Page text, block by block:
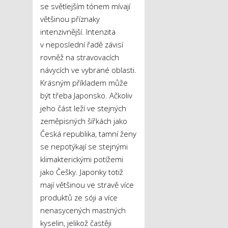
se světlejším tónem mívají
většinou příznaky
intenzivnější. Intenzita
v neposlední řadě závisí
rovněž na stravovacích
návycích ve vybrané oblasti.
Krásným příkladem může
být třeba Japonsko. Ačkoliv
jeho část leží ve stejných
zeměpisných šířkách jako
Česká republika, tamní ženy
se nepotýkají se stejnými
klimakterickými potížemi
jako Češky. Japonky totiž
mají většinou ve stravě více
produktů ze sóji a více
nenasycených mastných
kyselin, jelikož častěji